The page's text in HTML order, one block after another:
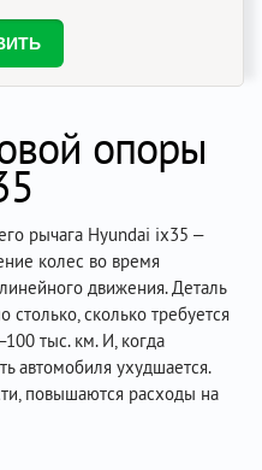
опоры
рычага Hyundai ix35 –
колес во время
движения. Деталь
сколько требуется
тыс. км. И, когда
автомобиля ухудшается.
повышаются расходы на